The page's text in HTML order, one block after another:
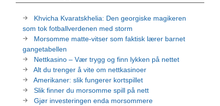
Khvicha Kvaratskhelia: Den georgiske magikeren
som tok fotballverdenen med storm
Morsomme matte-vitser som faktisk lærer barnet
gangetabellen
Nettkasino – Vær trygg og finn lykken på nettet
Alt du trenger å vite om nettkasinoer
Amerikaner: slik fungerer kortspillet
Slik finner du morsomme spill på nett
Gjør investeringen enda morsommere